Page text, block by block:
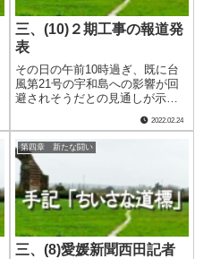
三、(10)２期工事の報道発
表
その日の午前10時過ぎ、既に台
風第21号の宇和島への影響が回
避されそうだとの見通しが示さ
が入りました。 翌日の午前11
時30分から、南予水道企業団に
よる代替浄水施設２期工事につ
いて、報道各社を集め発表する
ことが決.....
2022.02.24
第四章 新たな闘い
三、(8)愛媛新聞西田記者